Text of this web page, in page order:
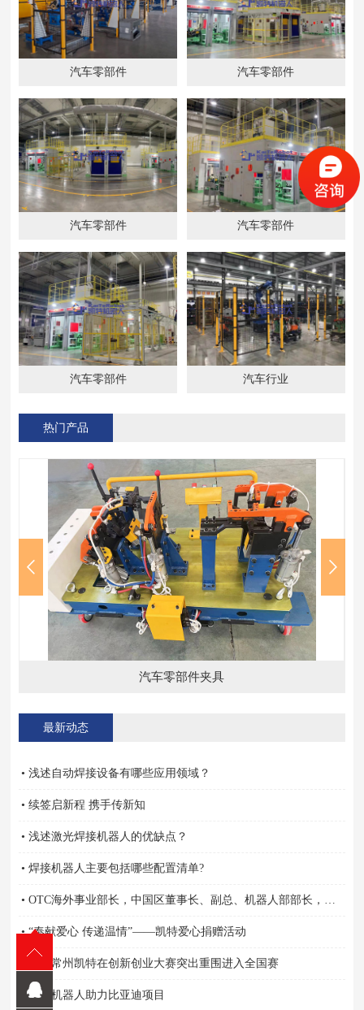
汽车零部件 汽车零部件
汽车零部件 汽车零部件
汽车零部件 汽车行业
热门产品
汽车零部件夹具
最新动态
• 浅述自动焊接设备有哪些应用领域？
• 续签启新程 携手传新知
• 浅述激光焊接机器人的优缺点？
• 焊接机器人主要包括哪些配置清单?
• “奉献爱心 传递温情”——凯特爱心捐赠活动
• 祝贺常州凯特在创新创业大赛突出重围进入全国赛
• 凯特机器人助力比亚迪项目